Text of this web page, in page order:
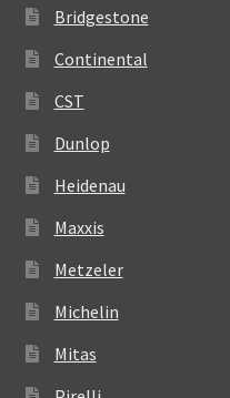
Bridgestone
Continental
CST
Dunlop
Heidenau
Maxxis
Metzeler
Michelin
Mitas